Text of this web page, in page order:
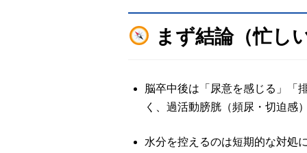
まず結論（忙し
脳卒中後は「尿意を感じる」「
く、過活動膀胱（頻尿・切迫感
水分を控えるのは短期的な対処